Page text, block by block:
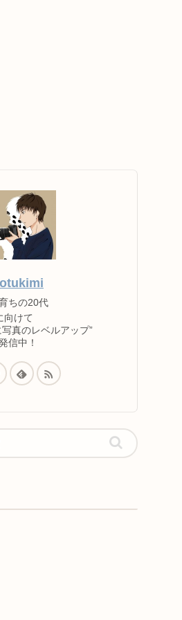
otukimi
ちの20代
向けて
真のレベルアップ”
信中！